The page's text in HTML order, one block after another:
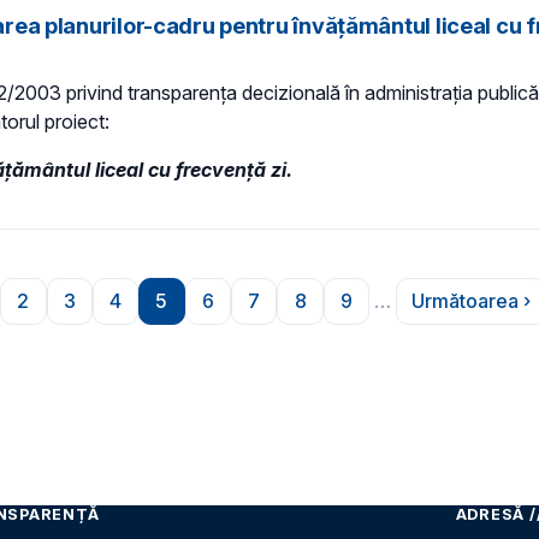
planurilor-cadru pentru învățământul liceal cu
privind transparenţa decizională în administraţia
proiect:
liceal cu frecvență zi.
Pagina
2
Pagina
3
Pagina
4
Pagina
5
Pagina
6
Pagina
7
Pagina
8
Pagina
9 …
Pagina
Următoarea ›
ADRESĂ